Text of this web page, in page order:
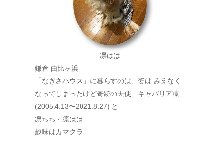
凛はは
鎌倉 由比ヶ浜
「なぎさハウス」に暮らすのは、姿は みえなく
なってしまったけど奇跡の天使、キャバリア凛
(2005.4.13〜2021.8.27) と
凛ちち・凛はは
趣味はカマクラ